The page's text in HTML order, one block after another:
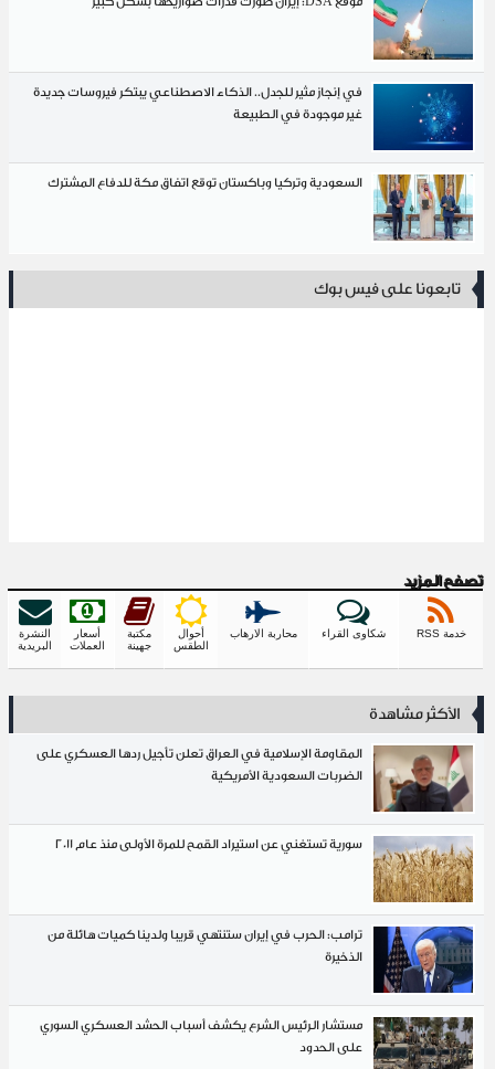
في إنجاز مثير للجدل.. الذكاء الاصطناعي يبتكر فيروسات جديدة
غير موجودة في الطبيعة
السعودية وتركيا وباكستان توقع اتفاق مكة للدفاع المشترك
على فيس بوك
شكاوى القراء محاربة الارهاب
أحوال
مكتبة
جهينة
أسعار
العملات
النشرة
البريدية
مشاهدة
المقاومة الإسلامية في العراق تعلن تأجيل ردها العسكري على
الضربات السعودية الأمريكية
سورية تستغني عن استيراد القمح للمرة الأولى منذ عام 2011
ترامب: الحرب في إيران ستنتهي قريبا ولدينا كميات هائلة من
الذخيرة
مستشار الرئيس الشرع يكشف أسباب الحشد العسكري السوري
على الحدود